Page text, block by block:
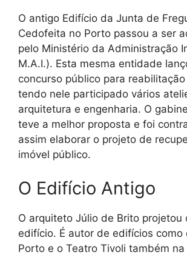
O antigo Edifício da Junta de
Cedofeita no Porto passou a ser
pelo Ministério da Administração
M.A.I.). Esta mesma entidade
concurso público para
tendo nele participado vários
arquitetura e engenharia. O
teve a melhor proposta e foi
assim elaborar o projeto de
imóvel público.
O Edifício Antigo
O arquiteto Júlio de Brito projetou
edifício. É autor de edifícios como
Porto e o Teatro Tivoli também na